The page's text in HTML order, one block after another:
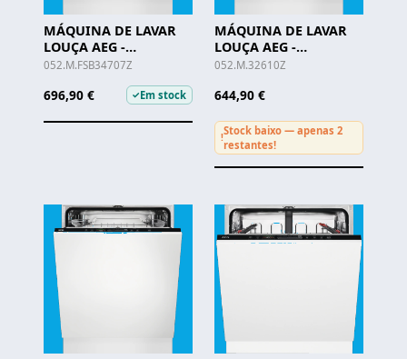
MÁQUINA DE LAVAR
LOUÇA AEG -
FSB34707Z
052.M.FSB34707Z
696,90 € ✓Em stock
MÁQUINA DE LAVAR
LOUÇA AEG -
FSB32610Z
052.M.32610Z
644,90 €
!
Stock baixo — apenas 2
restantes!